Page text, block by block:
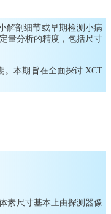
解剖细节或早期检测小病
量分析的精度，包括尺寸
。本期旨在全面探讨 XCT
素尺寸基本上由探测器像